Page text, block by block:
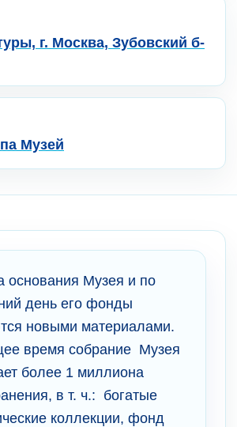
г. Москва, Зубовский б-
Музей
основания Музея и по
день его фонды
новыми материалами.
время собрание Музея
более 1 миллиона
в т. ч.: богатые
коллекции, фонд